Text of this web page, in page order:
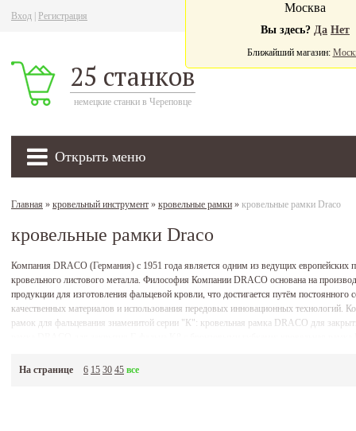
Вход Регистрация
25 станков
немецкие станки в Череповце
Открыть меню
Москва
Вы здесь? Да Нет
Ближайший магазин:
Главная » кровельный инструмент » кровельные рамки » кровельные рамки Draco
кровельные рамки Draco
Компания DRACO (Германия) с 1951 года является одним из ведущих европейских
кровельного листового металла. Философия Компании DRACO основана на
продукции для изготовления фальцевой кровли, что достигается путём
качественных материалов и использования передовых инновационных технологий.
рамок для фальцевания знаменитой серии "К": кровельная рамка DRACO для
либо с доставкой прямо на объект.
На странице 6 15 30 45 все